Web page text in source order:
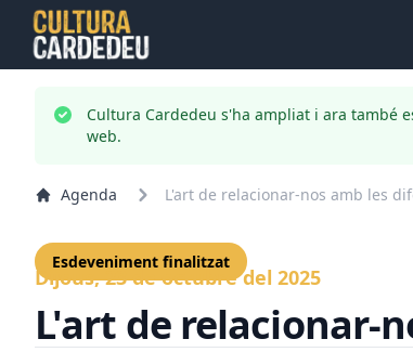
Cultura Cardedeu s'ha ampliat i ara també
web.
Agenda L'art de relacionar-nos amb les
Esdeveniment finalitzat
Dijous, 23 de octubre del 2025
L'art de relacionar-